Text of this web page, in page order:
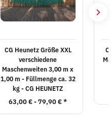
CG Heunetz Größe XXL
verschiedene
Maschenweiten 3,00 m x
1,00 m - Füllmenge ca. 32
kg - CG HEUNETZ
63,00 € -79,90 €*